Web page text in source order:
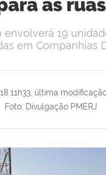
11h33 última
Foto: Divulgação PMERJ
envolverá 19
em Companhias